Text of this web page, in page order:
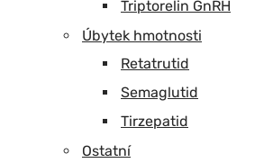
Triptorelin GnRH
Úbytek hmotnosti
Retatrutid
Semaglutid
Tirzepatid
Ostatní